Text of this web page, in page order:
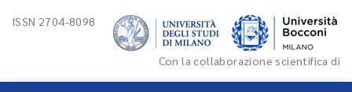
ISSN 2704-8098
Con la collaborazione scientifica di